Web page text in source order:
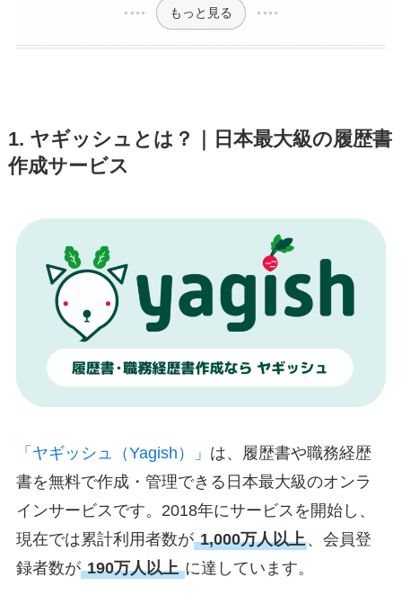
もっと見る
1. ヤギッシュとは？｜日本最大級の履歴書
作成サービス
「ヤギッシュ（Yagish）」 は、履歴書や職務経歴
書を無料で作成・管理できる日本最大級のオンラ
インサービスです。2018年にサービスを開始し、
現在では累計利用者数が 1,000万人以上、会員登
録者数が 190万人以上 に達しています。